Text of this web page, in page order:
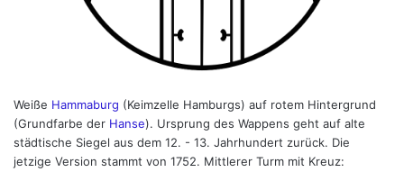
Weiße Hammaburg (Keimzelle Hamburgs) auf rotem Hintergrund
(Grundfarbe der Hanse). Ursprung des Wappens geht auf alte
städtische Siegel aus dem 12. - 13. Jahrhundert zurück. Die
jetzige Version stammt von 1752. Mittlerer Turm mit Kreuz: